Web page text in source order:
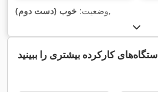
وضعیت: خوب (دست دوم) ,
کارکرده بیشتری را ببینید